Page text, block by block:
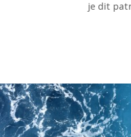
je dit